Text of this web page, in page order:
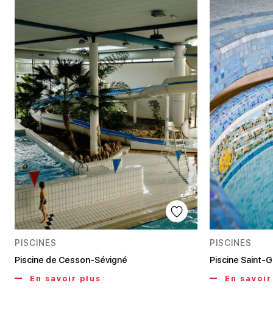
PISCINES
Piscine de Cesson-Sévigné
En savoir plus
PISCINES
Piscine Saint-
En